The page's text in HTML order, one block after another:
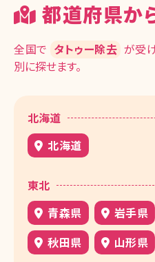
都道府県か
全国で タトゥー除去 が受
別に探せます。
北海道
北海道
東北
青森県
岩手県
秋田県
山形県